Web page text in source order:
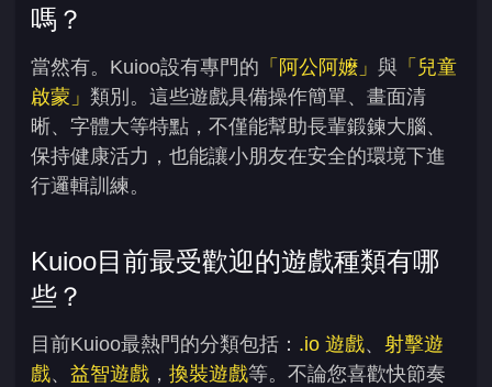
嗎？
當然有。Kuioo設有專門的 「阿公阿嬤」 與 「兒童
啟蒙」 類別。這些遊戲具備操作簡單、畫面清
晰、字體大等特點，不僅能幫助長輩鍛鍊大腦、
保持健康活力，也能讓小朋友在安全的環境下進
行邏輯訓練。
Kuioo目前最受歡迎的遊戲種類有哪
些？
目前Kuioo最熱門的分類包括： .io 遊戲、 射擊遊
戲、 益智遊戲 ， 換裝遊戲等。不論您喜歡快節奏